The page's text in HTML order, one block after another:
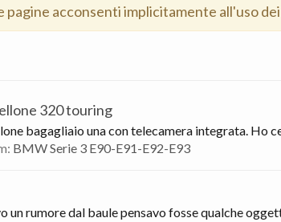
acconsenti implicitamente all'uso
320 touring
bagagliaio una con telecamera integrata. Ho
BMW Serie 3 E90-E91-E92-E93
rumore dal baule pensavo fosse qualche